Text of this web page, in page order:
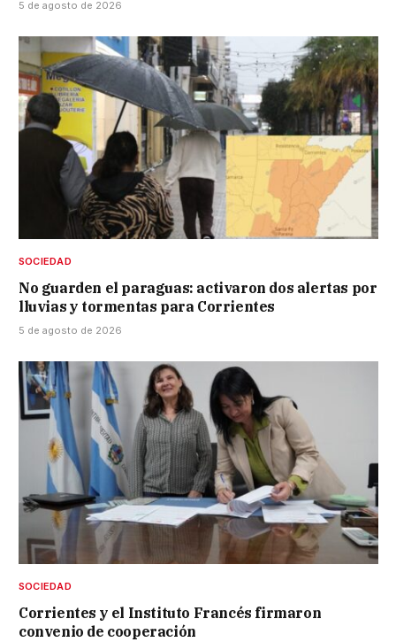
5 de agosto de 2026
SOCIEDAD
No guarden el paraguas: activaron dos alertas por
lluvias y tormentas para Corrientes
5 de agosto de 2026
SOCIEDAD
Corrientes y el Instituto Francés firmaron
convenio de cooperación